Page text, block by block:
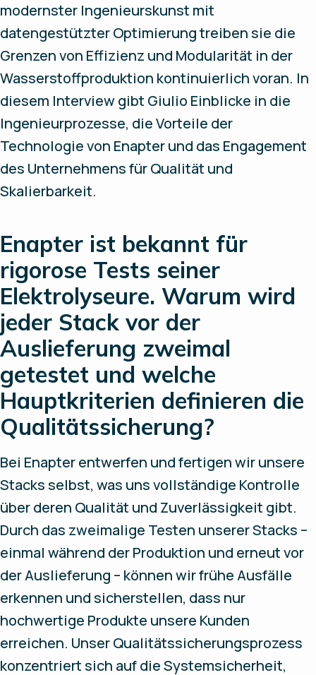
modernster Ingenieurskunst mit
datengestützter Optimierung treiben sie die
Grenzen von Effizienz und Modularität in der
Wasserstoffproduktion kontinuierlich voran. In
diesem Interview gibt Giulio Einblicke in die
Ingenieurprozesse, die Vorteile der
Technologie von Enapter und das Engagement
des Unternehmens für Qualität und
Skalierbarkeit.
Enapter ist bekannt für
rigorose Tests seiner
Elektrolyseure. Warum wird
jeder Stack vor der
Auslieferung zweimal
getestet und welche
Hauptkriterien definieren die
Qualitätssicherung?
Bei Enapter entwerfen und fertigen wir unsere
Stacks selbst, was uns vollständige Kontrolle
über deren Qualität und Zuverlässigkeit gibt.
Durch das zweimalige Testen unserer Stacks –
einmal während der Produktion und erneut vor
der Auslieferung – können wir frühe Ausfälle
erkennen und sicherstellen, dass nur
hochwertige Produkte unsere Kunden
erreichen. Unser Qualitätssicherungsprozess
konzentriert sich auf die Systemsicherheit,